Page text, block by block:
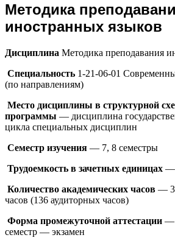
Методика
иностранных языков
Дисциплина Методика преподавания
Специальность 1-21-06-01
(по направлениям)
Место дисциплины в структурной
программы — дисциплина
цикла специальных дисциплин
Семестр изучения — 7, 8 семестры
Трудоемкость в зачетных единицах —
Количество академических часов —
часов (136 аудиторных часов)
Форма промежуточной аттестации —
семестр — экзамен